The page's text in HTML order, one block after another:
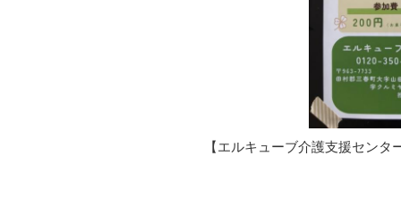
【エルキューブ介護支援セン